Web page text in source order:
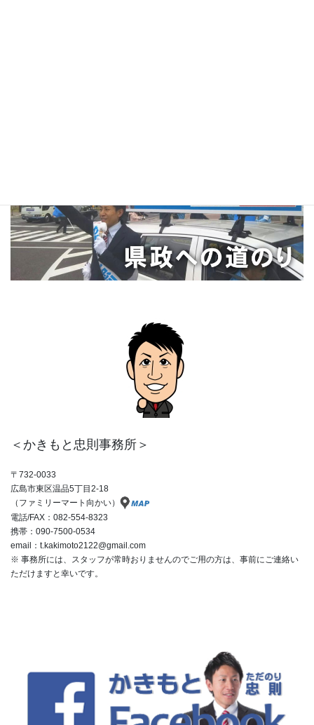
＜かきもと忠則事務所＞
〒732-0033
広島市東区温品5丁目2-18
（ファミリーマート向かい）
電話/FAX：082-554-8323
携帯：090-7500-0534
email：t.kakimoto2122@gmail.com
※ 事務所には、スタッフが常時おりませんのでご用の方は、事前にご連絡い
ただけますと幸いです。